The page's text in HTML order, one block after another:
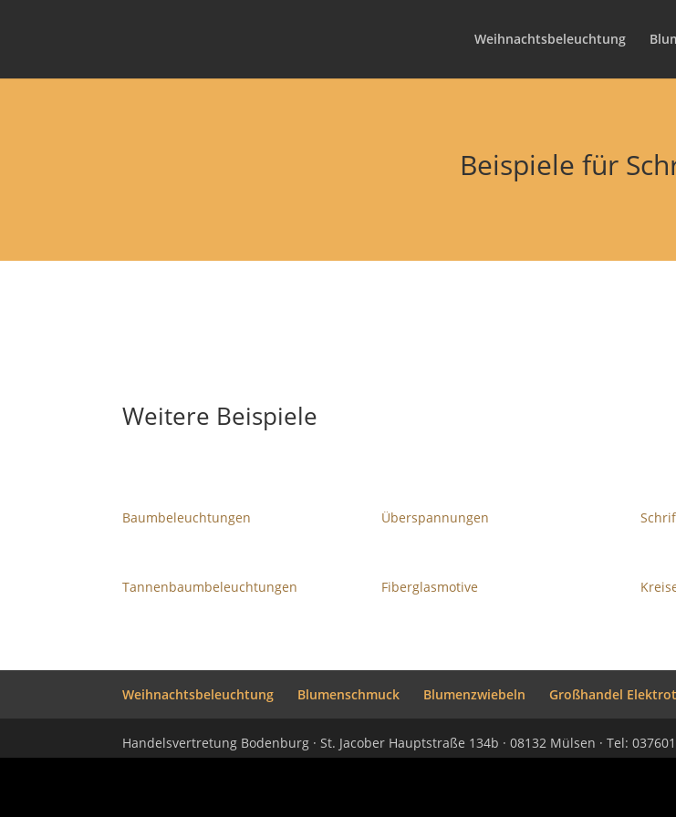
Weihnachtsbeleuchtung
Beispiele für
Weitere Beispiele
Baumbeleuchtungen
Tannenbaumbeleuchtungen
Überspannungen
Fiberglasmotive
Weihnachtsbeleuchtung Blumenschmuck Blumenzwiebeln Großhandel
Handelsvertretung Bodenburg · St. Jacober Hauptstraße 134b · 08132 Mülsen · Tel: